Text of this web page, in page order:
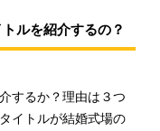
ルを紹介するの？
するか？理由は３つ
イトルが結婚式場の